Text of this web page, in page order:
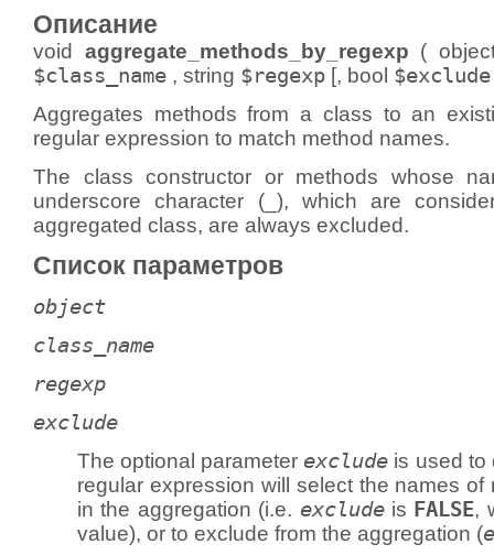
Описание
void aggregate_methods_by_regexp (
$class_name , string $regexp [, bool $exclude
Aggregates methods from a class to an
regular expression to match method names.
The class constructor or methods whose
underscore character (_), which are
aggregated class, are always excluded.
Список параметров
object
class_name
regexp
exclude
The optional parameter exclude is used to
regular expression will select the names of
in the aggregation (i.e. excludeis FALSE,
value), or to exclude from the aggregation (